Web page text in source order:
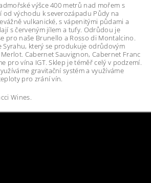
výšce 400 metrů nad mořem s
východu k severozápadu Půdy na
vulkanické, s vápenitými půdami a
s červeným jílem a tufy. Odrůdou je
pro naše Brunello a Rosso di Montalcino.
Syrahu, který se produkuje odrůdovým
Cabernet Sauvignon, Cabernet Franc
pro vína IGT. Sklep je téměř celý v podzemí.
gravitační systém a využíváme
pro zrání vín.
Wines.